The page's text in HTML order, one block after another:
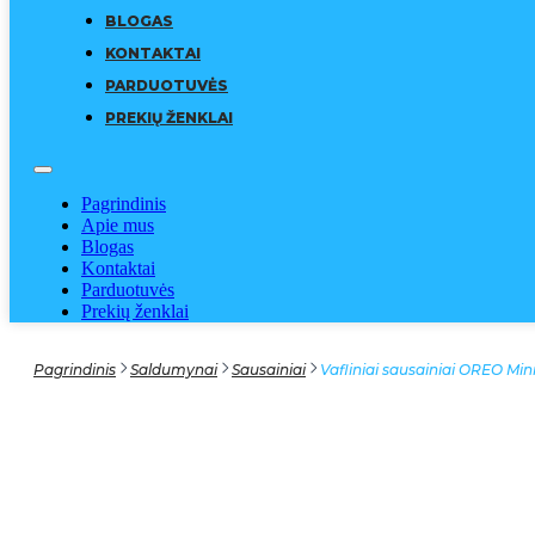
BLOGAS
KONTAKTAI
PARDUOTUVĖS
PREKIŲ ŽENKLAI
Pagrindinis
Apie mus
Blogas
Kontaktai
Parduotuvės
Prekių ženklai
Pagrindinis Saldumynai Sausainiai Vafliniai sausainiai OREO Mini